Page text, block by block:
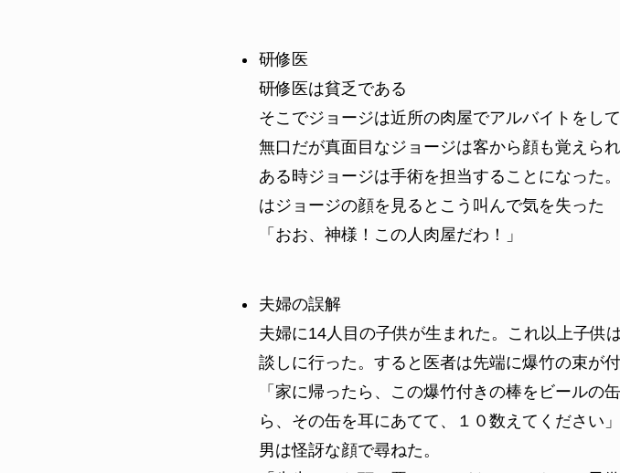
研修医
研修医は貧乏である
そこでジョージは近所の肉屋でアルバイトをし
無口だが真面目なジョージは客から顔も覚えら
ある時ジョージは手術を担当することになった
はジョージの顔を見るとこう叫んで気を失った
「おお、神様！この人肉屋だわ！」
夫婦の誤解
夫婦に14人目の子供が生まれた。これ以上子供
談しに行った。すると医者は先端に爆竹の束が
「家に帰ったら、この爆竹付きの棒をビールの
ら、その缶を耳にあてて、１０数えてください」
男は怪訝な顔で尋ねた。